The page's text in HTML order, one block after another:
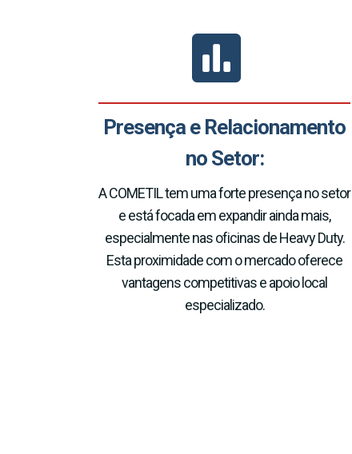
Presença e Relacionamento
no Setor:
A COMETIL tem uma forte presença no setor
e está focada em expandir ainda mais,
especialmente nas oficinas de Heavy Duty.
Esta proximidade com o mercado oferece
vantagens competitivas e apoio local
especializado.